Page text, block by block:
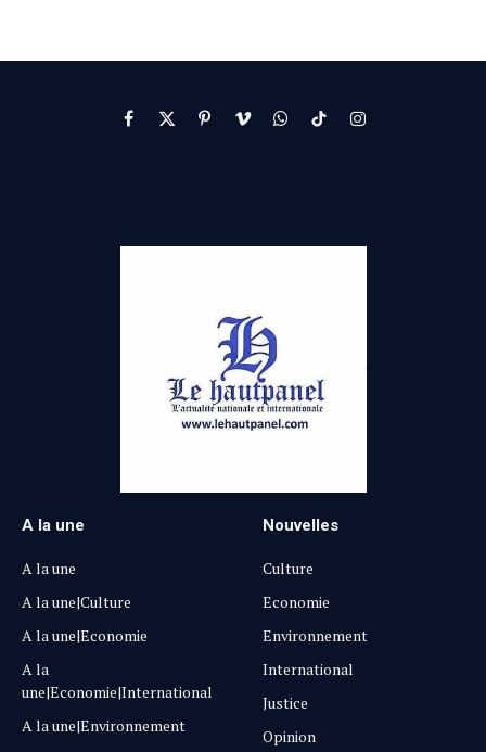
Facebook
X
PinterestVimeoWhatsApp
TikTokInstagram
A la une
A la une
A la une|Culture
A la une|Economie
A la
une|Economie|International
A la une|Environnement
Nouvelles
Culture
Economie
Environnement
International
Justice
Opinion